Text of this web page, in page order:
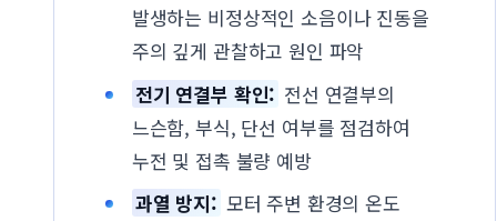
발생하는 비정상적인 소음이나 진동을
주의 깊게 관찰하고 원인 파악
전기 연결부 확인: 전선 연결부의
느슨함, 부식, 단선 여부를 점검하여
누전 및 접촉 불량 예방
과열 방지: 모터 주변 환경의 온도